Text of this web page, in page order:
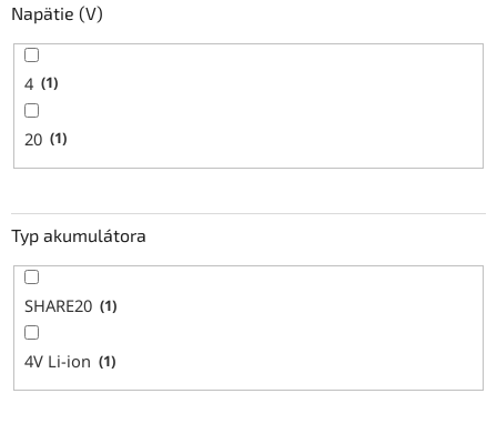
Napätie (V)
4 1
20 1
Typ akumulátora
SHARE20 1
4V Li-ion 1